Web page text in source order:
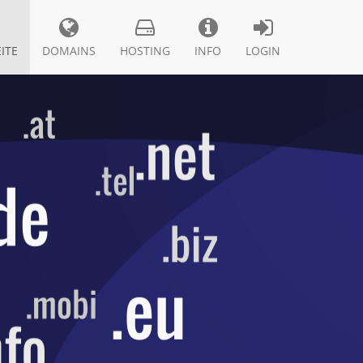
DOMAINS HOSTING INFO LOGIN